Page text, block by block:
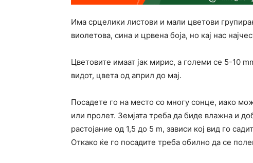
Има срцелики листови и мали цветови
виолетова, сина и црвена боја, но кај нас
Цветовите имаат јак мирис, а големи се 5-10
видот, цвета од април до мај.
Посадете го на место со многу сонце, иако
или пролет. Земјата треба да биде влажна и
растојание од 1,5 до 5 m, зависи кој вид го
Откако ќе го посадите треба обилно да се